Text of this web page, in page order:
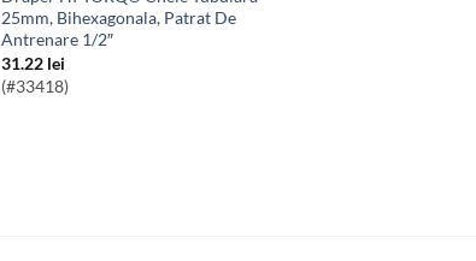
25mm, Bihexagonala, Patrat De
Antrenare 1/2″
31.22 lei
(#33418)